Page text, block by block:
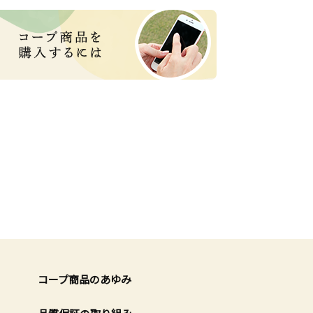
コープ商品のあゆみ